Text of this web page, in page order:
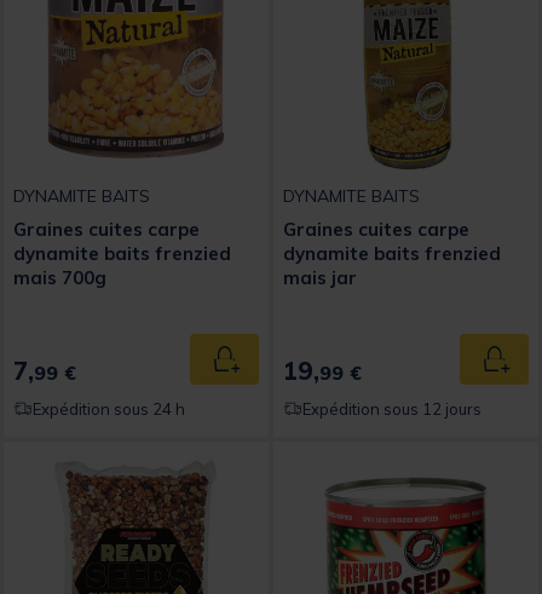
DYNAMITE BAITS
Graines cuites carpe
dynamite baits frenzied
mais 700g
7,99 € Ajouter au panier
Expédition sous 24 h
DYNAMITE BAITS
Graines cuites carpe
dynamite baits frenzied
mais jar
19,99 €
Expédition sous 12 jours